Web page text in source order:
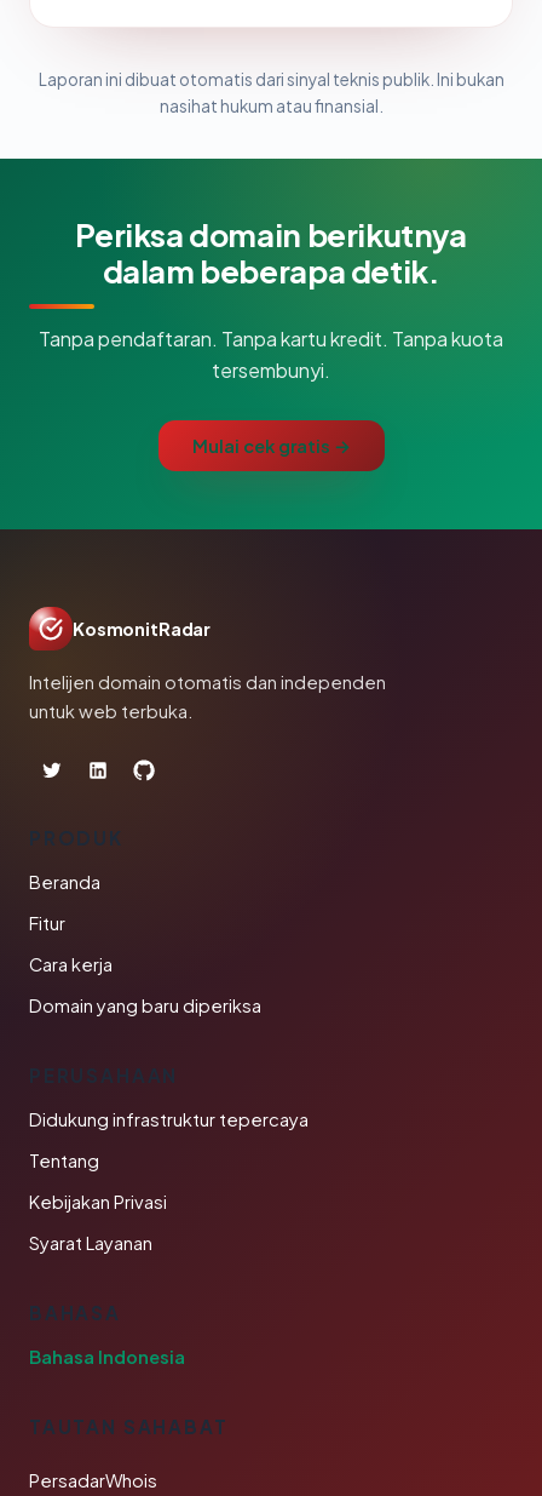
Laporan ini dibuat otomatis dari sinyal teknis publik. Ini bukan
nasihat hukum atau finansial.
Periksa domain berikutnya
dalam beberapa detik.
Tanpa pendaftaran. Tanpa kartu kredit. Tanpa kuota
tersembunyi.
Mulai cek gratis →
KosmonitRadar
Intelijen domain otomatis dan independen
untuk web terbuka.
PRODUK
Beranda
Fitur
Cara kerja
Domain yang baru diperiksa
PERUSAHAAN
Didukung infrastruktur tepercaya
Tentang
Kebijakan Privasi
Syarat Layanan
BAHASA
Bahasa Indonesia
TAUTAN SAHABAT
PersadarWhois